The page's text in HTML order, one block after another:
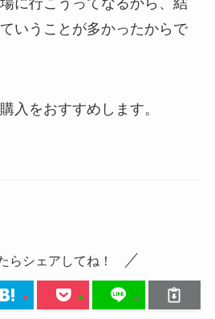
に行こうってなるから、結
いうことが多かったからで
入をおすすめします。
らシェアしてね！